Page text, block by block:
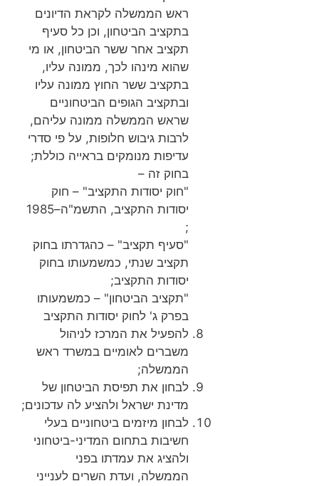
ראש הממשלה לקראת הדיונים
בתקציב הביטחון, וכן כל סעיף
תקציב אחר ששר הביטחון, או מי
שהוא מינהו לכך, ממונה עליו,
בתקציב ששר החוץ ממונה עליו
ובתקציב הגופים הביטחוניים
שראש הממשלה ממונה עליהם,
לרבות גיבוש חלופות, על פי סדרי
עדיפות מנומקים בראייה כוללת;
בחוק זה –
"חוק יסודות התקציב" – חוק
יסודות התקציב, התשמ"ה–1985
;
"סעיף תקציב" – כהגדרתו בחוק
תקציב שנתי, כמשמעותו בחוק
יסודות התקציב;
"תקציב הביטחון" – כמשמעותו
בפרק ג' לחוק יסודות התקציב
להפעיל את המרכז לניהול
משברים לאומיים במשרד ראש
הממשלה;
לבחון את תפיסת הביטחון של
מדינת ישראל ולהציע לה עדכונים;
לבחון מיזמים ביטחוניים בעלי
חשיבות בתחום המדיני-ביטחוני
ולהציג את עמדתו בפני
הממשלה, ועדת השרים לענייני